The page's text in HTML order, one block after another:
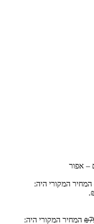
– אפור
המחיר המקורי היה:
₪ המחיר המקורי היה: